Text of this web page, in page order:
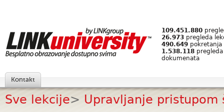
109.451.880
26.973 pregleda
490.649 pokretanja
1.538.118
dokumenata
Kontakt
Sve lekcije> Upravljanje